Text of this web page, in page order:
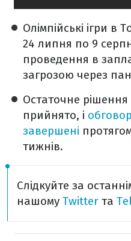
Олімпійські ігри в
24 липня по 9
проведення в
загрозою через
Остаточне
прийнято, і
завершені
тижнів.
Слідкуйте за
нашому Twitter та